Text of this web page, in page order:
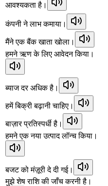
आवश्यकता है।
कंपनी ने लाभ कमाया।
मैंने एक बैंक खाता खोला।
हमने ऋण के लिए आवेदन किया।
ब्याज दर अधिक है।
हमें बिक्री बढ़ानी चाहिए।
बाज़ार प्रतिस्पर्धी है।
हमने एक नया उत्पाद लॉन्च किया।
बजट को मंज़ूरी दे दी गई।
मुझे शेष राशि की जाँच करनी है।